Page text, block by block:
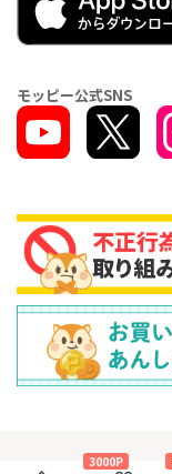
3000P
モッピー公式SNS